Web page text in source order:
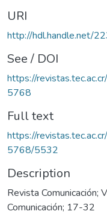
URI
http://hdl.handle.net/
See / DOI
https://
5768
Full text
https://
5768/5532
Description
Revista
Comunicación; 17-32